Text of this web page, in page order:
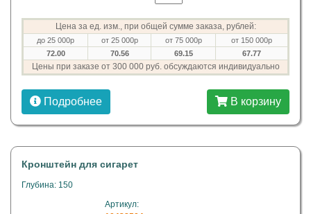
Цена за ед. изм., при общей сумме заказа, рублей:
до 25 000р от 25 000р от 75 000р
от 150 000р
72.00
70.56 69.15 67.77
Цены при заказе от 300 000 руб. обсуждаются индивидуально
Подробнее В корзину
Кронштейн для сигарет
Глубина: 150
Артикул: